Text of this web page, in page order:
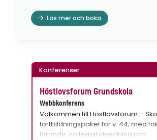
Läs mer och boka
Konferenser
Höstlovsforum Grundskola
Webbkonferens
Välkommen till Höstlovsforum –
fortbildningspaket för v. 44, med
lärande, kollegial utveckling och…